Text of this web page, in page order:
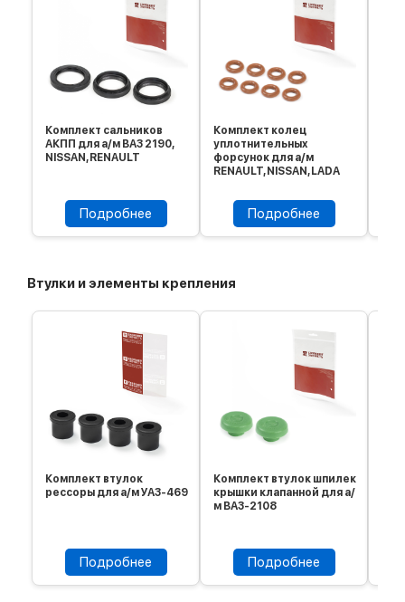
Комплект сальников
АКПП для а/м ВАЗ 2190,
NISSAN, RENAULT
Подробнее
Комплект колец
уплотнительных
форсунок для а/м
RENAULT, NISSAN, LADA
Подробнее
Втулки и элементы крепления
Комплект втулок
рессоры для а/м УАЗ-469
Подробнее
Комплект втулок шпилек
крышки клапанной для а/
м ВАЗ-2108
Подробнее